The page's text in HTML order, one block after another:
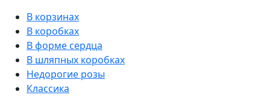
В корзинах
В коробках
В форме сердца
В шляпных коробках
Недорогие розы
Классика